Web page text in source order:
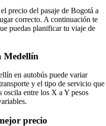
precio del pasaje de Bogotá a
correcto. A continuación te
puedas planificar tu viaje de
Medellín
en autobús puede variar
y el tipo de servicio que
oscila entre los X a Y pesos
precio